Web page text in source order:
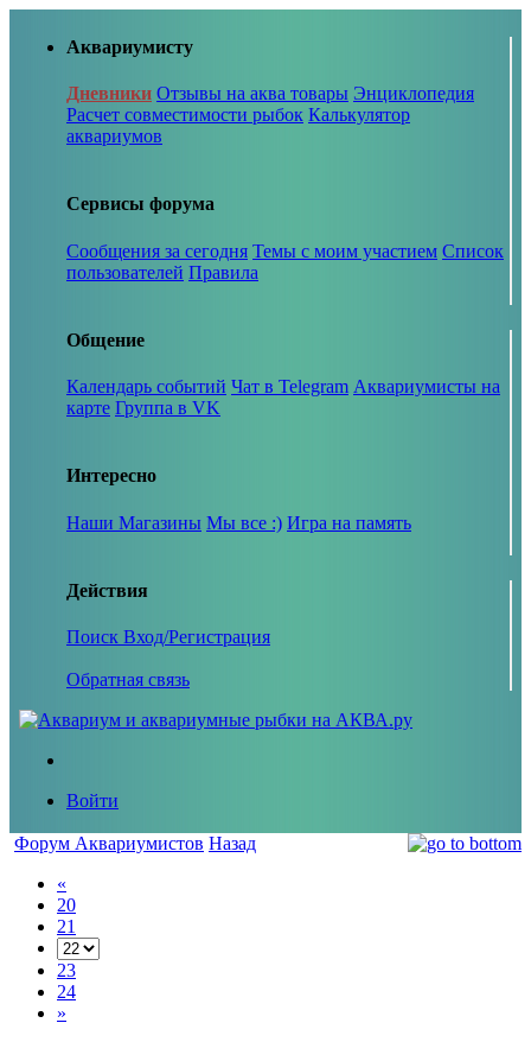
Аквариумисту
Дневники Отзывы на аква товары Энциклопедия
Расчет совместимости рыбок Калькулятор
аквариумов
Сервисы форума
Сообщения за сегодня Темы с моим участием Список
пользователей Правила
Общение
Календарь событий Чат в Telegram Аквариумисты на
карте Группа в VK
Интересно
Наши Магазины Мы все :) Игра на память
Действия
Поиск Вход/Регистрация
Обратная связь
Войти
Форум Аквариумистов Назад
«
20
21
23
24
»